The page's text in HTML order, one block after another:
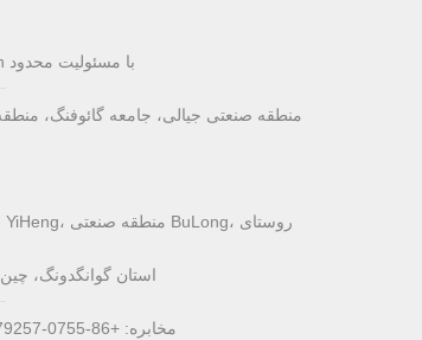
شرکت فناوری الکترونیکی Dongguan Hongjun با مسئولیت محدود
YanTian، شهر FengGang، شهر DongGuan، استان گوانگدونگ، چین
مخابره: +86-0755-28079257